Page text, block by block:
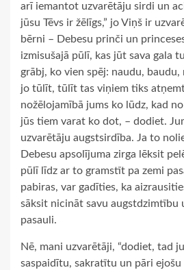
arī iemantot uzvarētāju sirdi un
jūsu Tēvs ir žēlīgs,” jo Viņš ir
bērni – Debesu prinči un
izmisušajā pūlī, kas jūt sava gala
grābj, ko vien spēj: naudu,
jo tūlīt, tūlīt tas viņiem tiks
nožēlojamībā jums ko lūdz, kad
jūs tiem varat ko dot, – dodiet.
uzvarētāju augstsirdība. Ja to
Debesu apsolījuma zirga lēksit
pūlī līdz ar to gramstīt pa zemi
pabiras, var gadīties, ka
sāksit nicināt savu augstdzimtību
pasauli.
Nē, mani uzvarētāji, “dodiet, tad
saspaidītu, sakratītu un pāri ejošu